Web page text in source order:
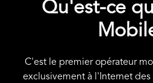
Qu'est-ce
C'est le premier opérateur
exclusivement à l'Internet